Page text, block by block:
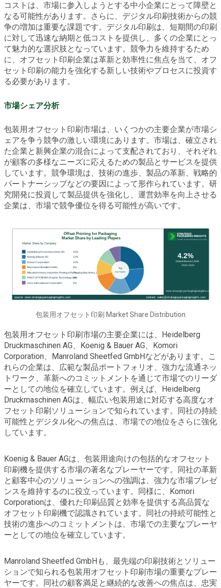
コストは、市場に参入しようとする中小企業にとって障壁と
なる可能性があります。さらに、デジタル印刷技術からの競
争の増加は重要な課題です。デジタル印刷は、短期間の印刷
に対して迅速な納期と低コストを提供し、多くの企業にとっ
て魅力的な選択肢となっています。競争力を維持するため
に、オフセット印刷企業は革新と効率性に焦点を当て、オフ
セット印刷の能力を強化する新しい技術やプロセスに投資す
る必要があります。
市場シェア分析
包装用オフセット印刷市場は、いくつかの主要企業が市場シ
ェアを争う競争の激しい環境にあります。市場は、確立され
た企業と新興企業の混合によって支配されており、それぞれ
が顧客の多様なニーズに応えるための製品とサービスを提供
しています。競争環境は、技術の進歩、製品の革新、戦略的
パートナーシップなどの要因によって形作られています。研
究開発に投資して製品提供を強化し、運営効率を向上させる
企業は、市場で競争優位を得る可能性が高いです。
包装用オフセット印刷 Market Share Distribution
包装用オフセット印刷市場の主要企業には、Heidelberg
Druckmaschinen AG、Koenig & Bauer AG、Komori
Corporation、Manroland Sheetfed GmbHなどがあります。こ
れらの企業は、広範な製品ポートフォリオ、強力な流通ネッ
トワーク、革新へのコミットメントを通じて市場でのリーダ
ーとしての地位を確立しています。例えば、Heidelberg
Druckmaschinen AGは、幅広い包装用途に対応する高度なオ
フセット印刷ソリューションで知られています。同社の持続
可能性とデジタル化への焦点は、市場での地位をさらに強化
しています。
Koenig & Bauer AGは、包装用途向けの包括的なオフセット
印刷機を提供する市場の著名なプレーヤーです。同社の革新
と顧客中心のソリューションへの強調は、強力な市場プレゼ
ンスを維持するのに役立っています。同様に、Komori
Corporationは、優れた印刷品質と効率を提供する高品質な
オフセット印刷機で認識されています。同社の持続可能性と
技術の進歩へのコミットメントは、市場での主要なプレーヤ
ーとしての地位を確立しています。
Manroland Sheetfed GmbHも、最先端の印刷技術とソリュー
ションで知られる包装用オフセット印刷市場の重要なプレー
ヤーです。同社の顧客満足と継続的な改善への焦点は、忠実